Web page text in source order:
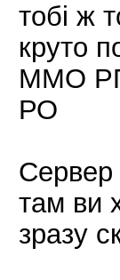
тобі ж
круто
ММО
РО
Сервер
там ви
зразу